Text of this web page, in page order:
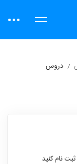
دروس
نام کنید